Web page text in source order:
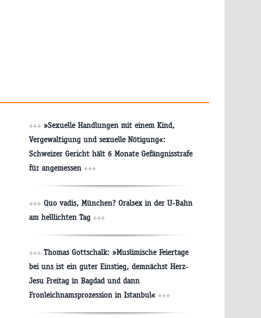
+++ »Sexuelle Handlungen mit einem Kind,
Vergewaltigung und sexuelle Nötigung«:
Schweizer Gericht hält 6 Monate Gefängnisstrafe
für angemessen +++
+++ Quo vadis, München? Oralsex in der U-Bahn
am helllichten Tag +++
+++ Thomas Gottschalk: »Muslimische Feiertage
bei uns ist ein guter Einstieg, demnächst Herz-
Jesu Freitag in Bagdad und dann
Fronleichnamsprozession in Istanbul« +++